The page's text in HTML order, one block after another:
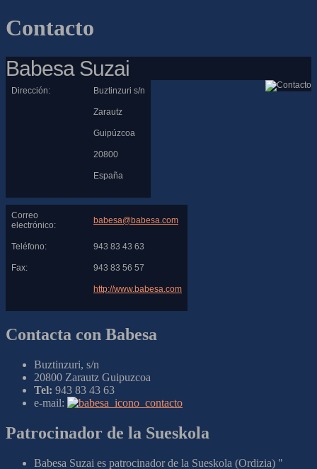
Contacto
BabesaSuzai
Dirección: Buztinzuri s/n
Zarautz
Guipúzcoa
20800
España
Correo
electrónico:
babesa@babesa.com
Teléfono: 943 83 43 63
Fax: 943 83 56 57
http://www.babesa.com
Contacta con Babesa
Buztinzuri, s/n
20800 Zarautz Guipuzcoa
Tel: 943 83 43 63
e-mail:
Patrocinador de la Sueskola
Babesa Suzai es patrocinador de la Sueskola (Ordizia) "